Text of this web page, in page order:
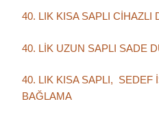
40. LIK KISA SAPLI CİHAZLI
40. LİK UZUN SAPLI SADE
40. LIK KISA SAPLI, SEDEF
BAĞLAMA